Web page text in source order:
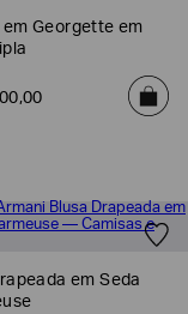
em Georgette em
,00
em Seda